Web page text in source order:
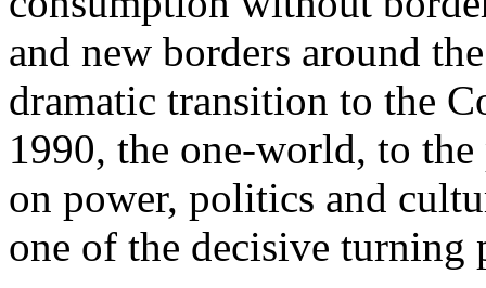
and new borders around
dramatic transition to the
1990, the one-world, to the
on power, politics and
one of the decisive turning